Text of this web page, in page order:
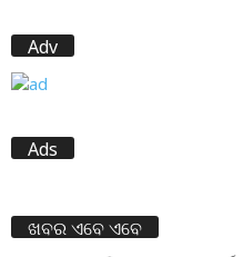
Adv
Ads
ଖବର ଏବେ ଏବେ